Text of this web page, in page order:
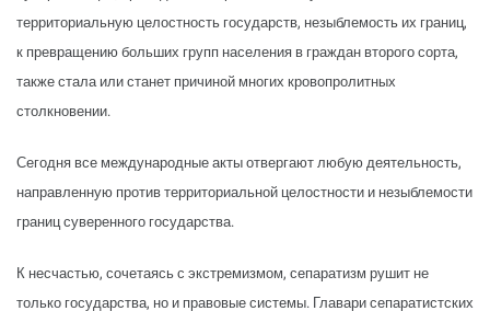
территориальную целостность государств, незыблемость их границ,
к превращению больших групп населения в граждан второго сорта,
также стала или станет причиной многих кровопролитных
столкновении.
Сегодня все международные акты отвергают любую деятельность,
направленную против территориальной целостности и незыблемости
границ суверенного государства.
К несчастью, сочетаясь с экстремизмом, сепаратизм рушит не
только государства, но и правовые системы. Главари сепаратистских